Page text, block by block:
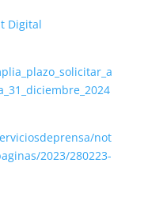
Digital
not
2023/280223-